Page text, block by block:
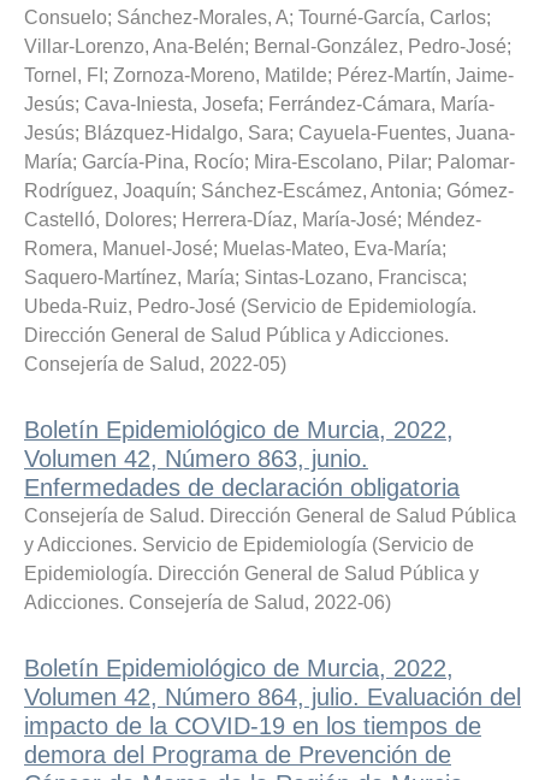
Consuelo; Sánchez-Morales, A; Tourné-García, Carlos;
Villar-Lorenzo, Ana-Belén; Bernal-González, Pedro-José;
Tornel, FI ; Zornoza-Moreno, Matilde; Pérez-Martín, Jaime-
Jesús; Cava-Iniesta, Josefa; Ferrández-Cámara, María-
Jesús; Blázquez-Hidalgo, Sara; Cayuela-Fuentes, Juana-
María; García-Pina, Rocío; Mira-Escolano, Pilar; Palomar-
Rodríguez, Joaquín; Sánchez-Escámez, Antonia; Gómez-
Castelló, Dolores; Herrera-Díaz, María-José; Méndez-
Romera, Manuel-José; Muelas-Mateo, Eva-María;
Saquero-Martínez, María; Sintas-Lozano, Francisca;
Ubeda-Ruiz, Pedro-José (Servicio de Epidemiología.
Dirección General de Salud Pública y Adicciones.
Consejería de Salud, 2022-05)
Boletín Epidemiológico de Murcia, 2022,
Volumen 42, Número 863, junio.
Enfermedades de declaración obligatoria
Consejería de Salud. Dirección General de Salud Pública
y Adicciones. Servicio de Epidemiología (Servicio de
Epidemiología. Dirección General de Salud Pública y
Adicciones. Consejería de Salud, 2022-06)
Boletín Epidemiológico de Murcia, 2022,
Volumen 42, Número 864, julio. Evaluación del
impacto de la COVID-19 en los tiempos de
demora del Programa de Prevención de